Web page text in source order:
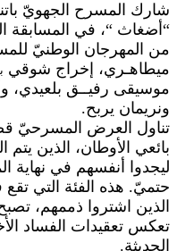
شارك المسرح الجهويّ
“أضغاث “، في المسابقة
من المهرجان الوطنيّ
ميطاهـري، إخراج شوقي
موسيقى رفيــق بلعيدي،
ونريمان يربح.
تناول العرض المسرحيّ
بائعي الأوطان، الذين يتم
ليجدوا أنفسهم في
حتميّ. هذه الفئة التي
الذين اشتروا ذممهم،
تعكس تعقيدات الفساد
الحديثة.